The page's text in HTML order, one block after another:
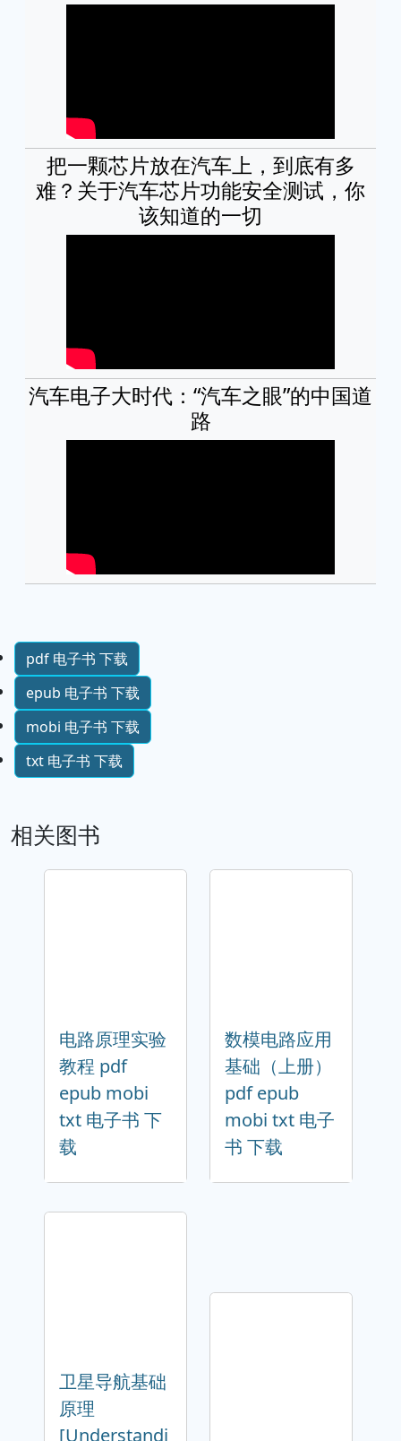
把一颗芯片放在汽车上，到底有多
难？关于汽车芯片功能安全测试，你
该知道的一切
汽车电子大时代：“汽车之眼”的中国道
路
pdf 电子书 下载
epub 电子书 下载
mobi 电子书 下载
txt 电子书 下载
相关图书
电路原理实验
教程 pdf
epub mobi
txt 电子书 下
载
数模电路应用
基础（上册）
pdf epub
mobi txt 电子
书 下载
卫星导航基础
原理
[Understandi